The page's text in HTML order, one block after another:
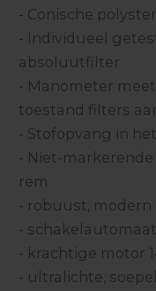
- Conische
- Individueel
absoluutfilter
- Manometer
toestand filters
- Stofopvang in
- Niet-
rem
- robuust,
- schakelautomaat
- krachtige motor
- ultralichte,